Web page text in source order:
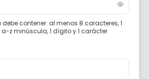
contener: al menos 8 caracteres, 1
z minúscula, 1 dígito y 1 carácter